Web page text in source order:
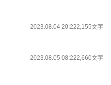
2023.08.04 20:222,155文字
2023.08.05 08:222,660文字